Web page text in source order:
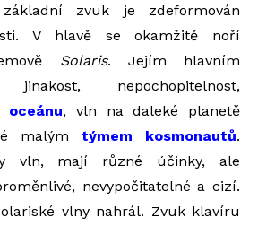
zvuk je zdeformován
V hlavě se okamžitě noří
Solaris. Jejím hlavním
nepochopitelnost,
oceánu, vln na daleké planetě
malým týmem kosmonautů.
vln, mají různé účinky, ale
nevypočitatelné a cizí.
vlny nahrál. Zvuk klavíru